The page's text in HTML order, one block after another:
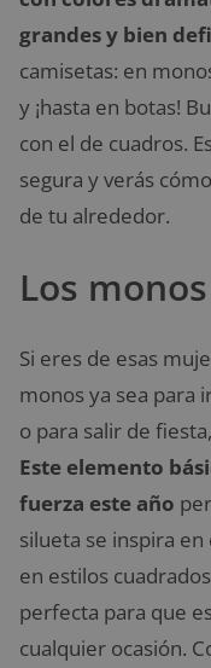
grandes y bien
camisetas: en
y ¡hasta en botas!
con el de cuadros.
segura y verás
de tu alrededor.
Los monos
Si eres de esas
monos ya sea para
o para salir de
Este elemento
fuerza este año
silueta se inspira
en estilos
perfecta para que
cualquier ocasión.